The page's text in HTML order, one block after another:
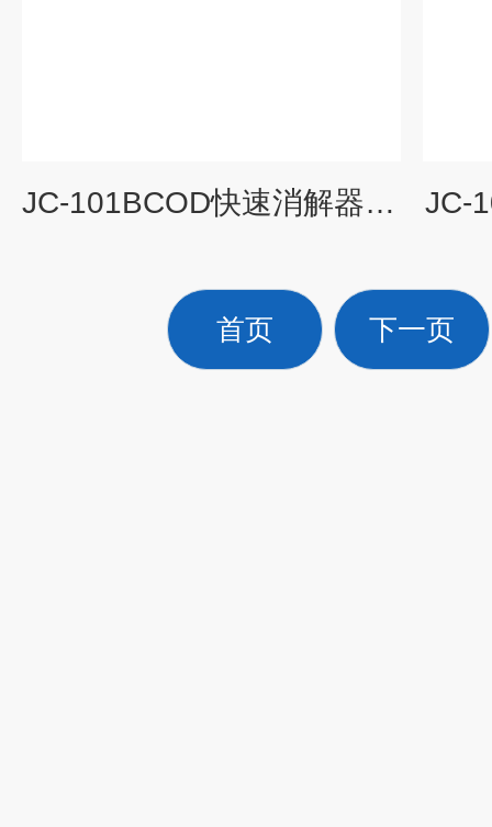
JC-101BCOD快速消解器优势 JC-
首页 下一页